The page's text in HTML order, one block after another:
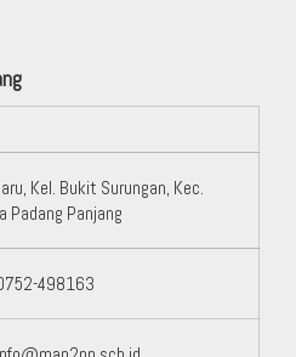
Kel. Bukit Surungan, Kec.
Padang Panjang
498163